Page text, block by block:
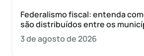
Federalismo fiscal: entenda
são distribuídos entre os
3 de agosto de 2026